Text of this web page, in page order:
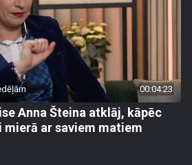
00:04:23
Anna Šteina atklāj, kāpēc
mierā ar saviem matiem